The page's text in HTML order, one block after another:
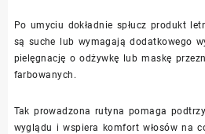
Po umyciu dokładnie spłucz produkt
są suche lub wymagają dodatkowego
pielęgnację o odżywkę lub maskę
farbowanych.
Tak prowadzona rutyna pomaga
wyglądu i wspiera komfort włosów na